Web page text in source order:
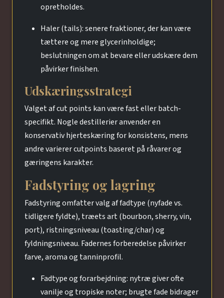
opretholdes.
Haler (tails): senere fraktioner, der kan være
tættere og mere glycerinholdige;
beslutningen om at bevare eller udskære dem
påvirker finishen.
Udskæringsstrategi
Valget af cut points kan være fast eller batch-
specifikt. Nogle destillerier anvender en
konservativ hjerteskæring for konsistens, mens
andre varierer cutpoints baseret på råvarer og
gæringens karakter.
Fadstyring og lagring
Fadstyring omfatter valg af fadtype (nyfade vs.
tidligere fyldte), træets art (bourbon, sherry, vin,
port), ristningsniveau (toasting/char) og
fyldningsniveau. Fadernes forberedelse påvirker
farve, aroma og tanninprofil.
Fadtype og forarbejdning: nytræ giver ofte
vanilje og tropiske noter; brugte fade bidrager